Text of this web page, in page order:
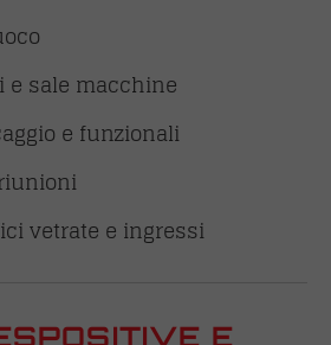
e sale macchine
e funzionali
vetrate e ingressi
E